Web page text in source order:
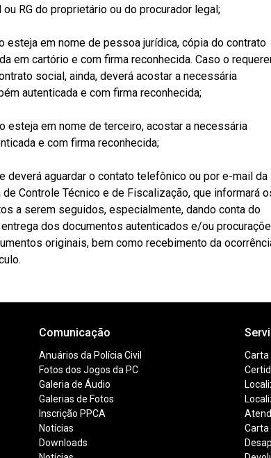
ou RG do proprietário ou do procurador legal;
esteja em nome de pessoa jurídica, cópia do contrato
em cartório e com firma reconhecida. Caso o
social, ainda, deverá acostar a necessária
autenticada e com firma reconhecida;
esteja em nome de terceiro, acostar a necessária
e com firma reconhecida;
deverá aguardar o contato telefônico ou por e-mail da
Controle Técnico e de Fiscalização, que informará
a serem seguidos, especialmente, dando conta do
dos documentos autenticados e/ou
originais, bem como recebimento da
Comunicação
Anuários da Polícia Civil
Fotos dos Jogos da PC
Galeria de Áudio
Galerias de Fotos
Inscrição PPCA
Notícias
Downloads
Carta
Carta